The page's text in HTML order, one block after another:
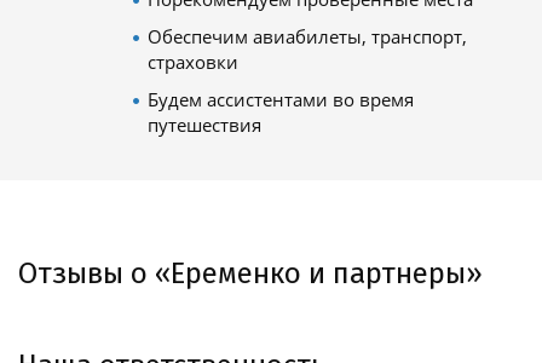
Обеспечим авиабилеты, транспорт,
страховки
Будем ассистентами во время
путешествия
Отзывы о «Еременко и партнеры»